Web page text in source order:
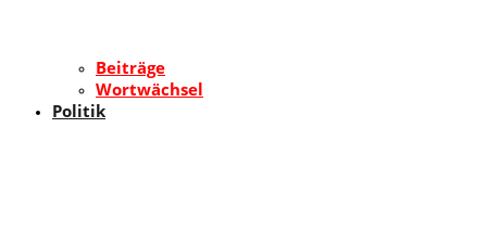
Beiträge
Wortwächsel
Politik